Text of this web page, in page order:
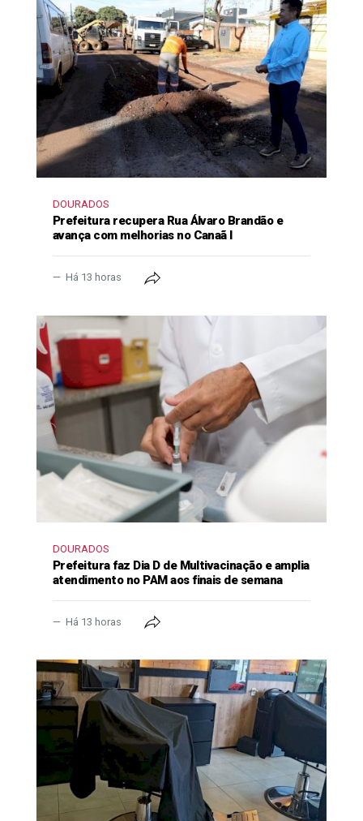
DOURADOS
Prefeitura recupera Rua Álvaro Brandão e
avança com melhorias no Canaã I
Há 13 horas
DOURADOS
Prefeitura faz Dia D de Multivacinação e amplia
atendimento no PAM aos finais de semana
Há 13 horas